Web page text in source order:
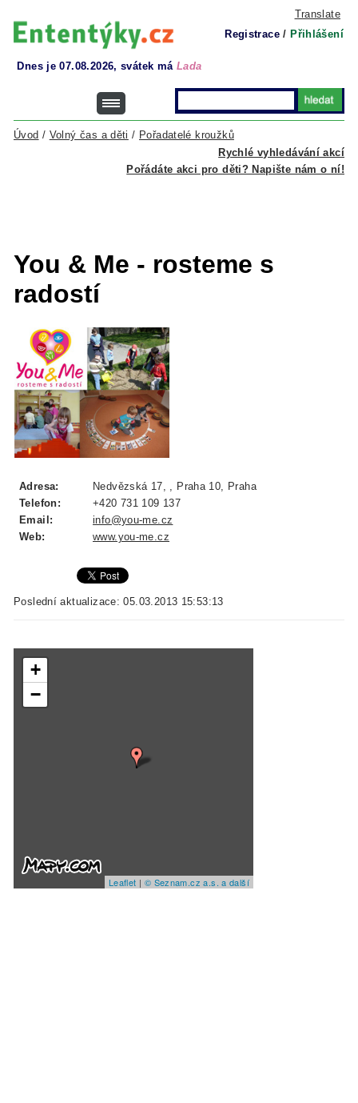
Translate
Registrace / Přihlášení
Dnes je 07.08.2026, svátek má Lada
Rychlé vyhledávání akcí
Úvod / Volný čas a děti / Pořadatelé kroužků
Pořádáte akci pro děti? Napište nám o ní!
You & Me - rosteme s
radostí
Adresa:
Nedvězská 17, , Praha 10, Praha
Telefon:
+420 731 109 137
Email:
info@you-me.cz
Web:
www.you-me.cz
Poslední aktualizace: 05.03.2013 15:53:13
+
−
Leaflet | © Seznam.cz a.s. a další